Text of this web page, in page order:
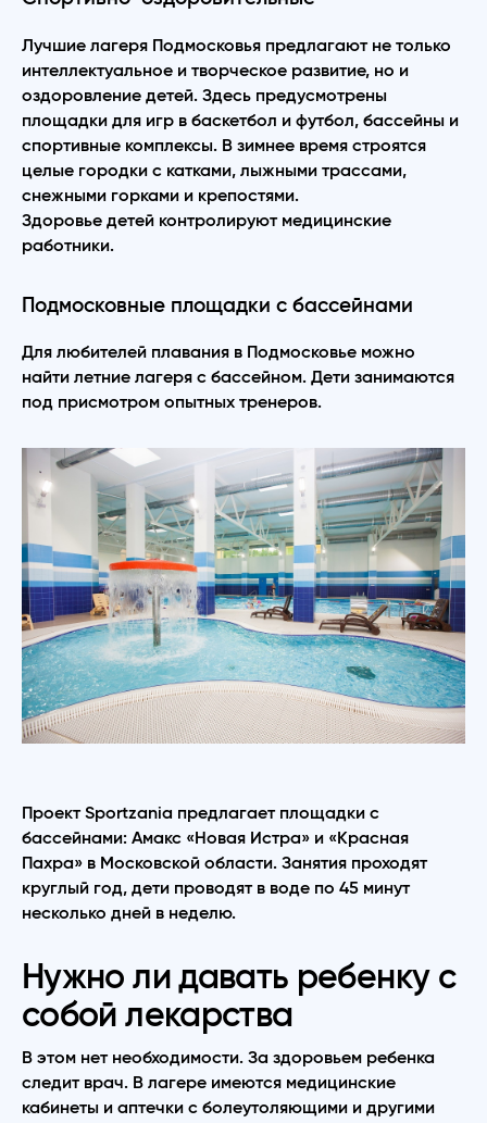
Лучшие лагеря Подмосковья предлагают не только
интеллектуальное и творческое развитие, но и
оздоровление детей. Здесь предусмотрены
площадки для игр в баскетбол и футбол, бассейны и
спортивные комплексы. В зимнее время строятся
целые городки с катками, лыжными трассами,
снежными горками и крепостями.
Здоровье детей контролируют медицинские
работники.
Подмосковные площадки с бассейнами
Для любителей плавания в Подмосковье можно
найти летние лагеря с бассейном. Дети занимаются
под присмотром опытных тренеров.
Проект Sportzania предлагает площадки с
бассейнами: Амакс «Новая Истра» и «Красная
Пахра» в Московской области. Занятия проходят
круглый год, дети проводят в воде по 45 минут
несколько дней в неделю.
Нужно ли давать ребенку с
собой лекарства
В этом нет необходимости. За здоровьем ребенка
следит врач. В лагере имеются медицинские
кабинеты и аптечки с болеутоляющими и другими